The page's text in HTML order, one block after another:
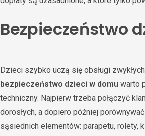
Bezpieczeństwo
Dzieci szybko uczą się obsługi
bezpieczeństwo dzieci w domu warto
techniczny. Najpierw trzeba połączyć
dorosłych, a dopiero później
sąsiednich elementów: parapetu, rolety,